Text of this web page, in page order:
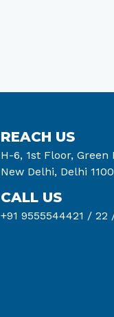
REACH US
H-6, 1st Floor, Green
New Delhi, Delhi
CALL US
+91 9555544421 / 22